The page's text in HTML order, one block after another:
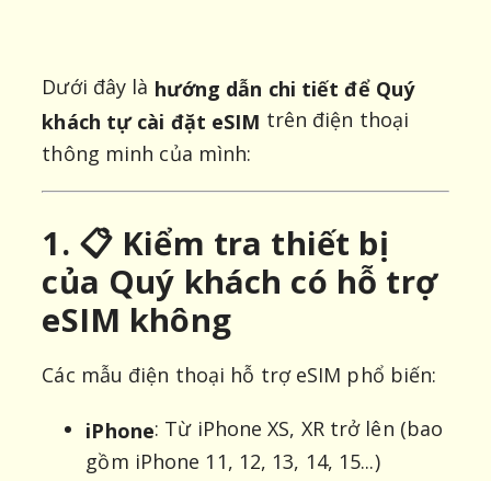
Dưới đây là hướng dẫn chi tiết để Quý
khách tự cài đặt eSIM trên điện thoại
thông minh của mình:
1. 📋 Kiểm tra thiết bị
của Quý khách có hỗ trợ
eSIM không
Các mẫu điện thoại hỗ trợ eSIM phổ biến:
iPhone: Từ iPhone XS, XR trở lên (bao
gồm iPhone 11, 12, 13, 14, 15...)